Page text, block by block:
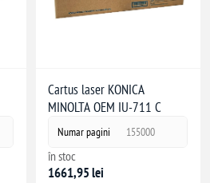
Cartus laser KONICA
MINOLTA OEM IU-711 C
Numar pagini 155000
în stoc
1661,95 lei